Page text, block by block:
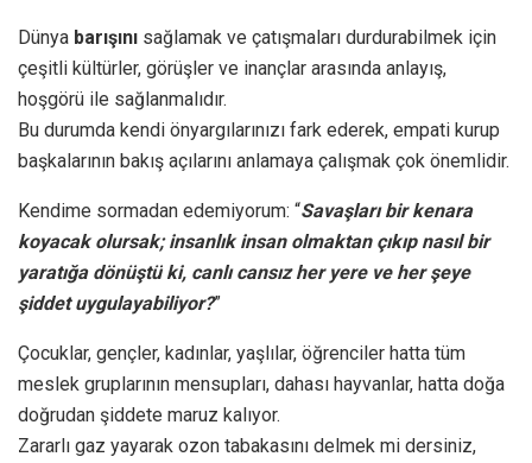
Dünya barışını sağlamak ve çatışmaları durdurabilmek için
çeşitli kültürler, görüşler ve inançlar arasında anlayış,
hoşgörü ile sağlanmalıdır.
Bu durumda kendi önyargılarınızı fark ederek, empati kurup
başkalarının bakış açılarını anlamaya çalışmak çok önemlidir.
Kendime sormadan edemiyorum: “Savaşları bir kenara
koyacak olursak; insanlık insan olmaktan çıkıp nasıl bir
yaratığa dönüştü ki, canlı cansız her yere ve her şeye
şiddet uygulayabiliyor?”
Çocuklar, gençler, kadınlar, yaşlılar, öğrenciler hatta tüm
meslek gruplarının mensupları, dahası hayvanlar, hatta doğa
doğrudan şiddete maruz kalıyor.
Zararlı gaz yayarak ozon tabakasını delmek mi dersiniz,